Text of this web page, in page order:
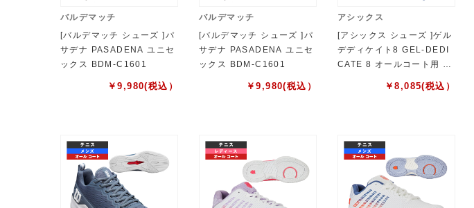
バルデマッチ
[バルデマッチ シューズ ]パ
サデナ PASADENA ユニセ
ックス BDM-C1601
￥9,980(税込）
バルデマッチ
[バルデマッチ シューズ ]パ
サデナ PASADENA ユニセ
ックス BDM-C1601
￥9,980(税込）
アシックス
[アシックス シューズ ]ゲル
デディケイト8 GEL-DEDI
CATE 8 オールコート用 メ
￥8,085(税込）